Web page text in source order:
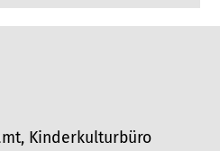
Kinderkulturbüro